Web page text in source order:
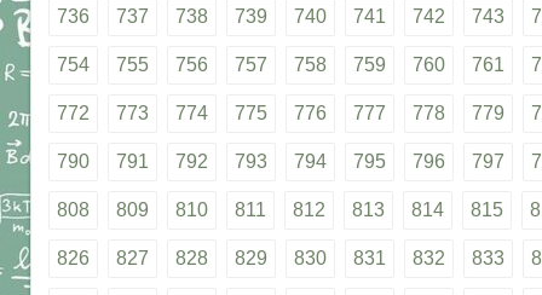
736 737 738 739 740 741 742 743
754 755 756 757 758 759 760 761
772 773 774 775 776 777 778 779
790 791 792 793 794 795 796 797
808 809 810 811 812 813 814 815
826 827 828 829 830 831 832 833